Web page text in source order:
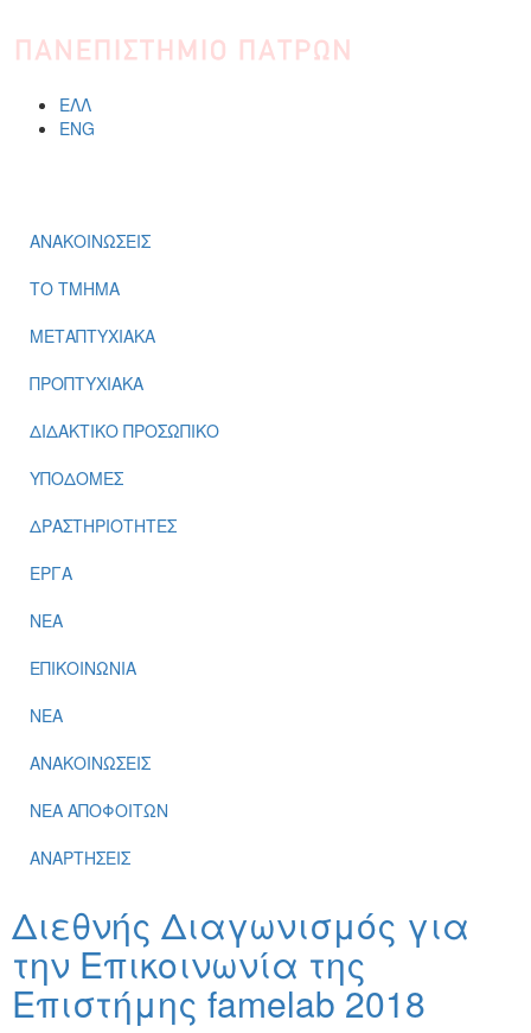
ΕΛΛ
ENG
ΑΝΑΚΟΙΝΩΣΕΙΣ
ΤΟ ΤΜΗΜΑ
ΜΕΤΑΠΤΥΧΙΑΚΑ
ΠΡΟΠΤΥΧΙΑΚΑ
ΔΙΔΑΚΤΙΚΟ ΠΡΟΣΩΠΙΚΟ
ΥΠΟΔΟΜΕΣ
ΔΡΑΣΤΗΡΙΟΤΗΤΕΣ
ΕΡΓΑ
ΝΕΑ
ΕΠΙΚΟΙΝΩΝΙΑ
ΝΕΑ
ΑΝΑΚΟΙΝΩΣΕΙΣ
ΝΕΑ ΑΠΟΦΟΙΤΩΝ
ΑΝΑΡΤΗΣΕΙΣ
Διεθνής Διαγωνισμός για
την Επικοινωνία της
Επιστήμης famelab 2018